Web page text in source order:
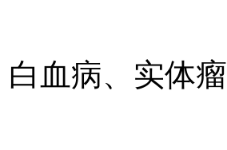
白血病、实体